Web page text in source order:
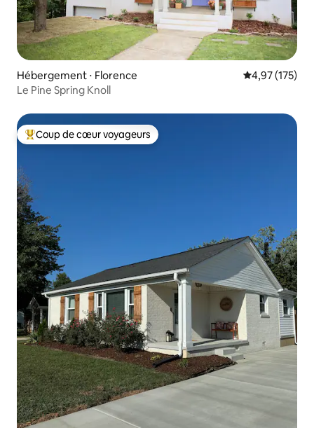
Hébergement ⋅ Florence Évaluation
4,97 (175)
Le Pine Spring Knoll
Coups de cœur voyageurs les plus appréciés
Coup de cœur voyageurs